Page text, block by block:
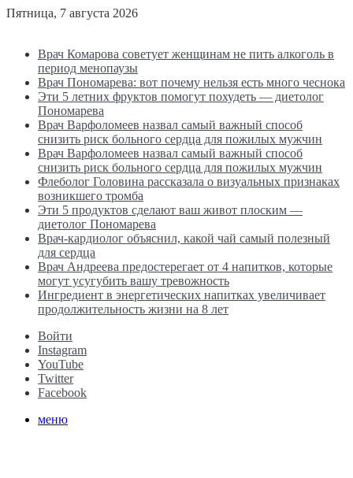
Пятница, 7 августа 2026
Врач Комарова советует женщинам не пить алкоголь в
период менопаузы
Врач Пономарева: вот почему нельзя есть много чеснока
Эти 5 летних фруктов помогут похудеть — диетолог
Пономарева
Врач Варфоломеев назвал самый важный способ
снизить риск больного сердца для пожилых мужчин
Врач Варфоломеев назвал самый важный способ
снизить риск больного сердца для пожилых мужчин
Флеболог Головина рассказала о визуальных признаках
возникшего тромба
Эти 5 продуктов сделают ваш живот плоским —
диетолог Пономарева
Врач-кардиолог объяснил, какой чай самый полезный
для сердца
Врач Андреева предостерегает от 4 напитков, которые
могут усугубить вашу тревожность
Ингредиент в энергетических напитках увеличивает
продолжительность жизни на 8 лет
Войти
Instagram
YouTube
Twitter
Facebook
меню